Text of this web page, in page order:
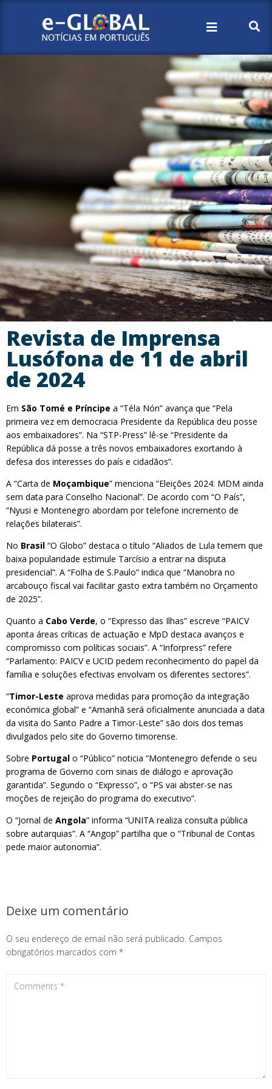
Revista de Imprensa
Lusófona de 11 de abril
de 2024
Em São Tomé e Príncipe a “Téla Nón” avança que “Pela
primeira vez em democracia Presidente da República deu posse
aos embaixadores”. Na “STP-Press” lê-se “Presidente da
República dá posse a três novos embaixadores exortando à
defesa dos interesses do país e cidadãos”.
A “Carta de Moçambique” menciona “Eleições 2024: MDM ainda
sem data para Conselho Nacional”. De acordo com “O País”,
“Nyusi e Montenegro abordam por telefone incremento de
relações bilaterais”.
No Brasil “O Globo” destaca o título “Aliados de Lula temem que
baixa popularidade estimule Tarcísio a entrar na disputa
presidencial”. A “Folha de S.Paulo” indica que “Manobra no
arcabouço fiscal vai facilitar gasto extra também no Orçamento
de 2025”.
Quanto a Cabo Verde, o “Expresso das Ilhas” escreve “PAICV
aponta áreas críticas de actuação e MpD destaca avanços e
compromisso com políticas sociais”. A “Inforpress” refere
“Parlamento: PAICV e UCID pedem reconhecimento do papel da
família e soluções efectivas envolvam os diferentes sectores”.
“Timor-Leste aprova medidas para promoção da integração
económica global” e “Amanhã será oficialmente anunciada a data
da visita do Santo Padre a Timor-Leste” são dois dos temas
divulgados pelo site do Governo timorense.
Sobre Portugal o “Público” noticia “Montenegro defende o seu
programa de Governo com sinais de diálogo e aprovação
garantida”. Segundo o “Expresso”, o “PS vai abster-se nas
moções de rejeição do programa do executivo”.
O “Jornal de Angola” informa “UNITA realiza consulta pública
sobre autarquias”. A “Angop” partilha que o “Tribunal de Contas
pede maior autonomia”.
Deixe um comentário
O seu endereço de email não será publicado. Campos
obrigatórios marcados com *